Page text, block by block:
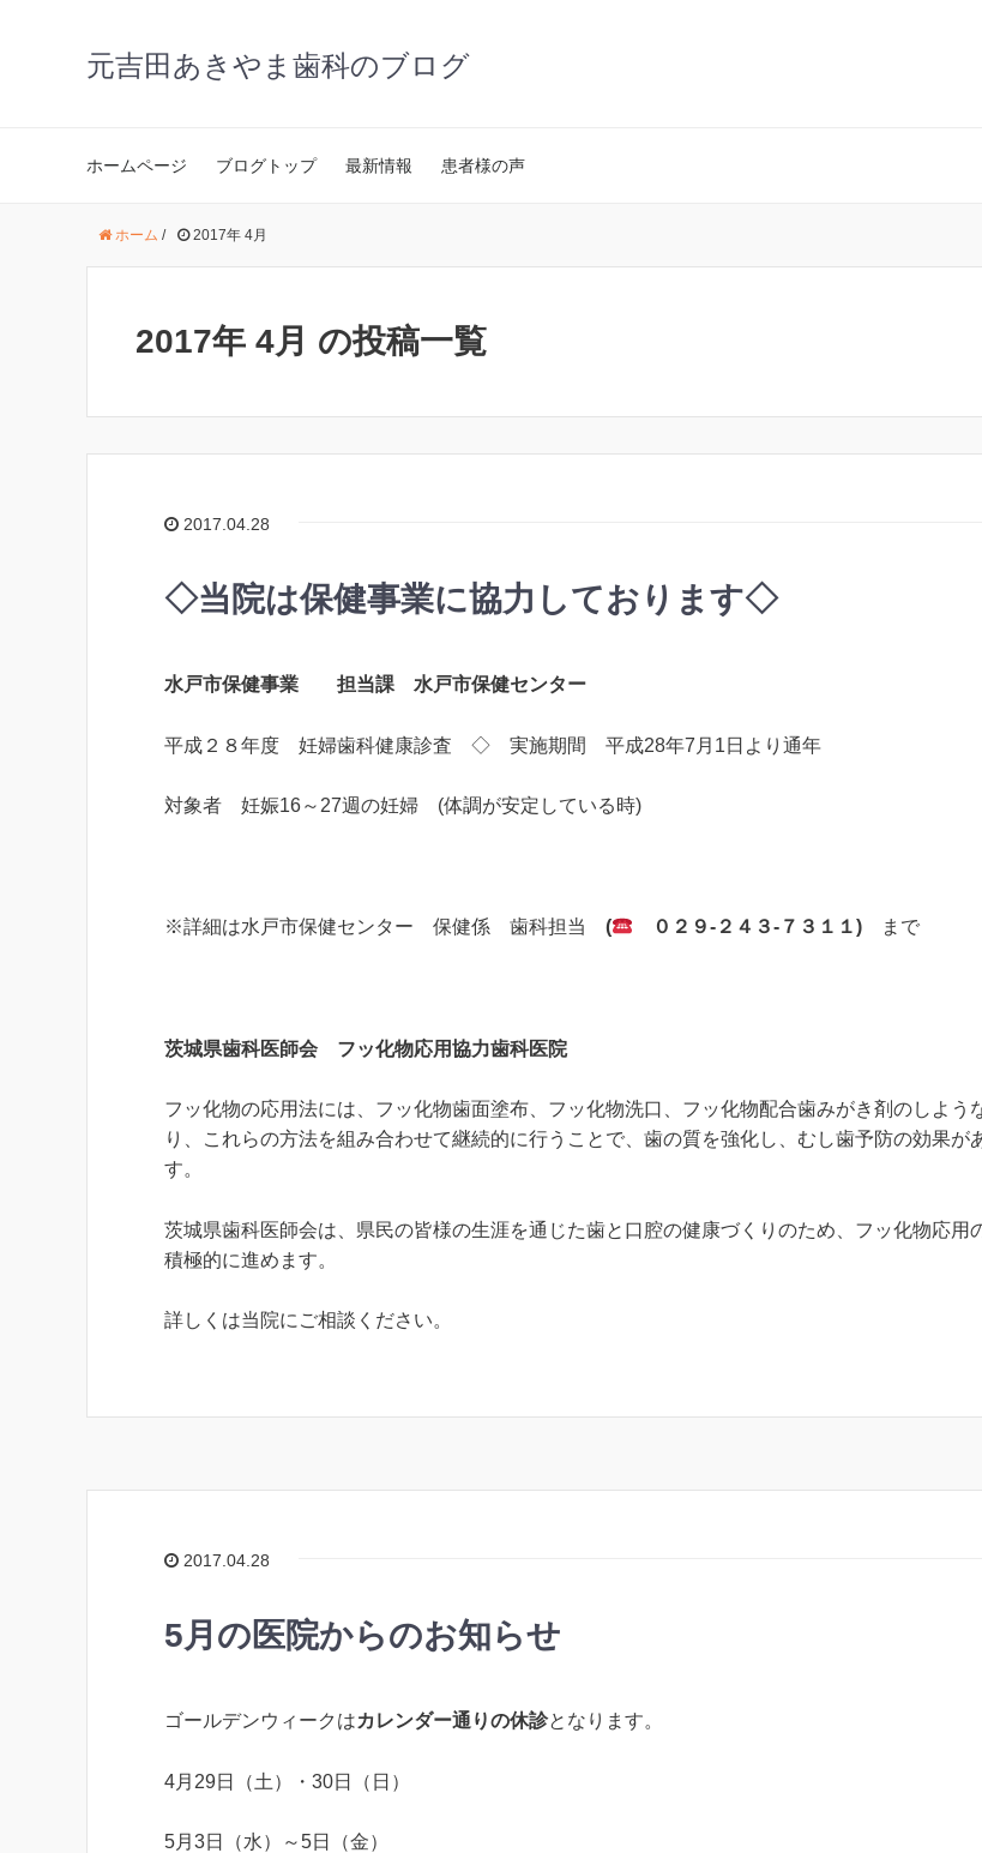
元吉田あきやま歯科のブログ
ホームページ ブログトップ 最新情報 患者様の声
ホーム / 2017年 4月
2017年 4月 の投稿一覧
2017.04.28
◇当院は保健事業に協力しております◇
水戸市保健事業 担当課 水戸市保健センター
平成２８年度 妊婦歯科健康診査 ◇ 実施期間 平成28年7月1日より通年
対象者 妊娠16～27週の妊婦 (体調が安定している時)
※詳細は水戸市保健センター 保健係 歯科担当 ( ０２９-２４３-７３１１) まで
茨城県歯科医師会 フッ化物応用協力歯科医院
フッ化物の応用法には、フッ化物歯面塗布、フッ化物洗口、フッ化物配合歯みがき剤のしよう
り、これらの方法を組み合わせて継続的に行うことで、歯の質を強化し、むし歯予防の効果が
す。
茨城県歯科医師会は、県民の皆様の生涯を通じた歯と口腔の健康づくりのため、フッ化物応用
積極的に進めます。
詳しくは当院にご相談ください。
2017.04.28
5月の医院からのお知らせ
ゴールデンウィークはカレンダー通りの休診となります。
4月29日（土）・30日（日）
5月3日（水）～5日（金）